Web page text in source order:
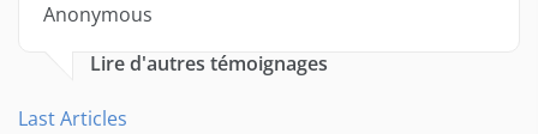
Anonymous
Lire d'autres témoignages
Last Articles